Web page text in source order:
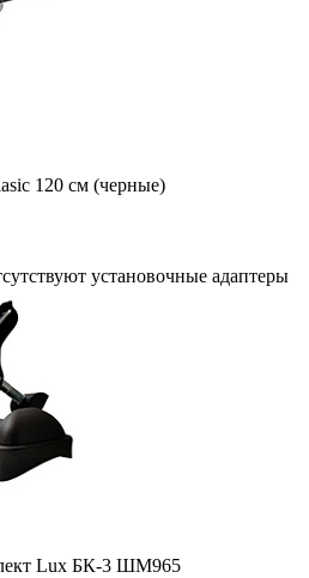
120 см (черные)
установочные адаптеры
Lux БК-3 ШМ965